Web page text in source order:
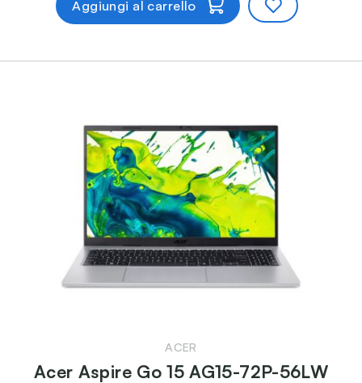
Aggiungi al carrello
ACER
Acer Aspire Go 15 AG15-72P-56LW